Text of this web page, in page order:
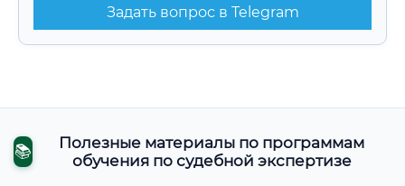
Задать вопрос в Telegram
📚
Полезные материалы по программам
обучения по судебной экспертизе